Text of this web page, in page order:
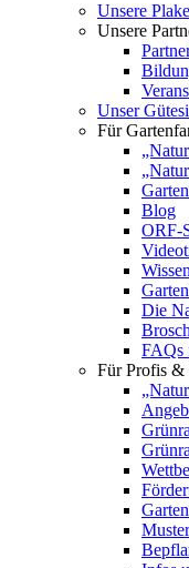
Unsere
Unsere
Unser
Für
Blog
ORF-
Die
FAQs
Für Profis &